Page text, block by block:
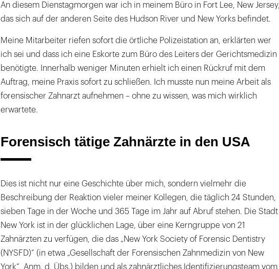
An diesem Dienstagmorgen war ich in meinem Büro in Fort Lee, New Jersey,
das sich auf der anderen Seite des Hudson River und New Yorks befindet.
Meine Mitarbeiter riefen sofort die örtliche Polizeistation an, erklärten wer
ich sei und dass ich eine Eskorte zum Büro des Leiters der Gerichtsmedizin
benötigte. Innerhalb weniger Minuten erhielt ich einen Rückruf mit dem
Auftrag, meine Praxis sofort zu schließen. Ich musste nun meine Arbeit als
forensischer Zahnarzt aufnehmen – ohne zu wissen, was mich wirklich
erwartete.
Forensisch tätige Zahnärzte in den USA
Dies ist nicht nur eine Geschichte über mich, sondern vielmehr die
Beschreibung der Reaktion vieler meiner Kollegen, die täglich 24 Stunden,
sieben Tage in der Woche und 365 Tage im Jahr auf Abruf stehen. Die Stadt
New York ist in der glücklichen Lage, über eine Kerngruppe von 21
Zahnärzten zu verfügen, die das „New York Society of Forensic Dentistry
(NYSFD)“ (in etwa „Gesellschaft der Forensischen Zahnmedizin von New
York“, Anm. d. Übs.) bilden und als zahnärztliches Identifizierungsteam vom